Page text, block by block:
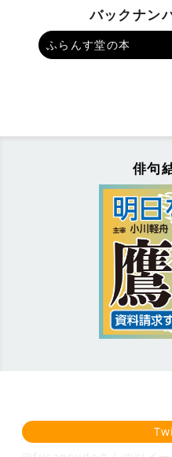
バックナン
ふらんす堂の本
俳句